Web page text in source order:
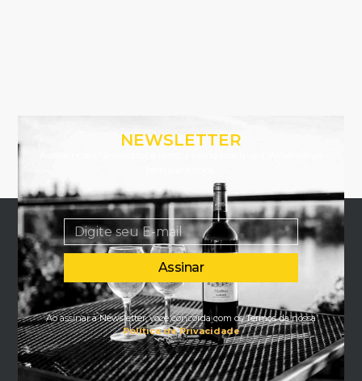
NEWSLETTER
Assinar
Ao assinar a Newsletter, você concorda com os Termos da nossa
Política de Privacidade